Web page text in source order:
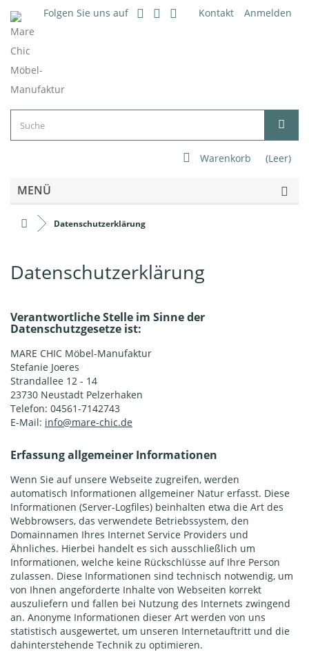
Anmelden
Kontakt
Folgen Sie uns auf
Warenkorb (Leer)
MENÜ
Datenschutzerklärung
Datenschutzerklärung
Verantwortliche Stelle im Sinne der
Datenschutzgesetze ist:
MARE CHIC Möbel-Manufaktur
Stefanie Joeres
Strandallee 12 - 14
23730 Neustadt Pelzerhaken
Telefon: 04561-7142743
E-Mail: info@mare-chic.de
Erfassung allgemeiner Informationen
Wenn Sie auf unsere Webseite zugreifen, werden
automatisch Informationen allgemeiner Natur erfasst. Diese
Informationen (Server-Logfiles) beinhalten etwa die Art des
Webbrowsers, das verwendete Betriebssystem, den
Domainnamen Ihres Internet Service Providers und
Ähnliches. Hierbei handelt es sich ausschließlich um
Informationen, welche keine Rückschlüsse auf Ihre Person
zulassen. Diese Informationen sind technisch notwendig, um
von Ihnen angeforderte Inhalte von Webseiten korrekt
auszuliefern und fallen bei Nutzung des Internets zwingend
an. Anonyme Informationen dieser Art werden von uns
statistisch ausgewertet, um unseren Internetauftritt und die
dahinterstehende Technik zu optimieren.